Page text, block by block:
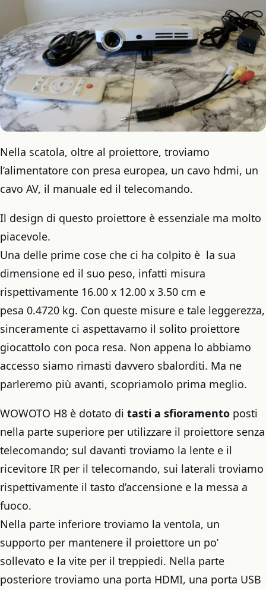
Nella scatola, oltre al proiettore, troviamo
l’alimentatore con presa europea, un cavo hdmi, un
cavo AV, il manuale ed il telecomando.
Il design di questo proiettore è essenziale ma molto
piacevole.
Una delle prime cose che ci ha colpito è la sua
dimensione ed il suo peso, infatti misura
rispettivamente 16.00 x 12.00 x 3.50 cm e
pesa 0.4720 kg. Con queste misure e tale leggerezza,
sinceramente ci aspettavamo il solito proiettore
giocattolo con poca resa. Non appena lo abbiamo
accesso siamo rimasti davvero sbalorditi. Ma ne
parleremo più avanti, scopriamolo prima meglio.
WOWOTO H8 è dotato di tasti a sfioramento posti
nella parte superiore per utilizzare il proiettore senza
telecomando; sul davanti troviamo la lente e il
ricevitore IR per il telecomando, sui laterali troviamo
rispettivamente il tasto d’accensione e la messa a
fuoco.
Nella parte inferiore troviamo la ventola, un
supporto per mantenere il proiettore un po’
sollevato e la vite per il treppiedi. Nella parte
posteriore troviamo una porta HDMI, una porta USB